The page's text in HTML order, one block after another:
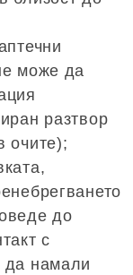
може да
разтвор
очите);
до
с
да намали